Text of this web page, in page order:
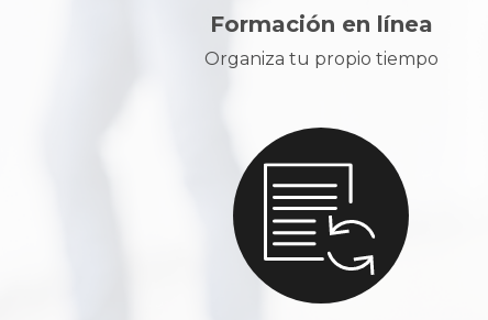
Formación en línea
Organiza tu propio tiempo